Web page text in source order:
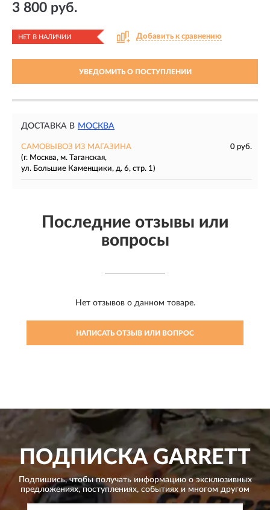
3 800 руб.
НЕТ В НАЛИЧИИ Добавить к сравнению
УВЕДОМИТЬ О ПОСТУПЛЕНИИ
ДОСТАВКА В МОСКВА
САМОВЫВОЗ ИЗ МАГАЗИНА
0 руб.
(г. Москва, м. Таганская,
ул. Большие Каменщики, д. 6, стр. 1)
Последние отзывы или
вопросы
Нет отзывов о данном товаре.
НАПИСАТЬ ОТЗЫВ ИЛИ ВОПРОС
ПОДПИСКАGARRETT
Подпишись, чтобы получать информацию о эксклюзивных
предложениях,поступлениях, событиях и многом другом